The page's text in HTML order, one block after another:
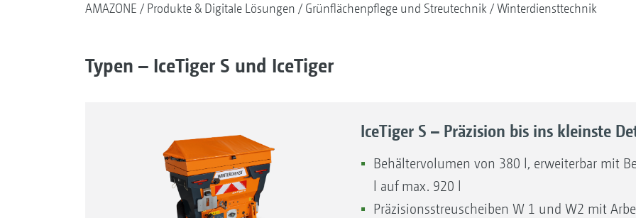
AMAZONE Produkte & Digitale Lösungen Grünflächenpflege und Streutechnik Winterdiensttechnik
Typen – IceTiger S und IceTiger
IceTiger S – Präzision bis ins kleinste
Behältervolumen von 380 l, erweiterbar mit
l auf max. 920 l
Präzisionsstreuscheiben W 1 und W2 mit